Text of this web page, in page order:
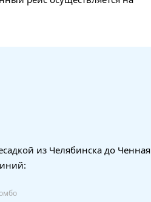
из Челябинска до Ченная